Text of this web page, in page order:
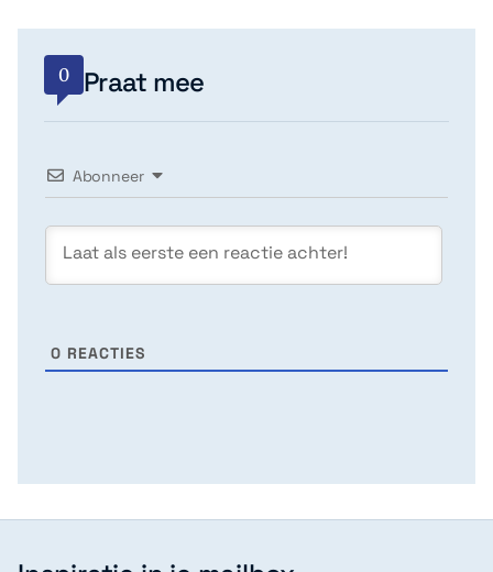
0 Praat mee
Abonneer
0 REACTIES